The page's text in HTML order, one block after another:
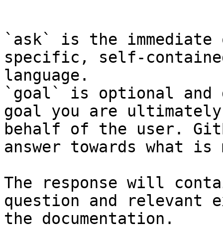
`ask` is the
specific, self-
language.
`goal` is optional and
goal you are
behalf of the user.
answer towards what
The response will
question and relevant
the documentation.